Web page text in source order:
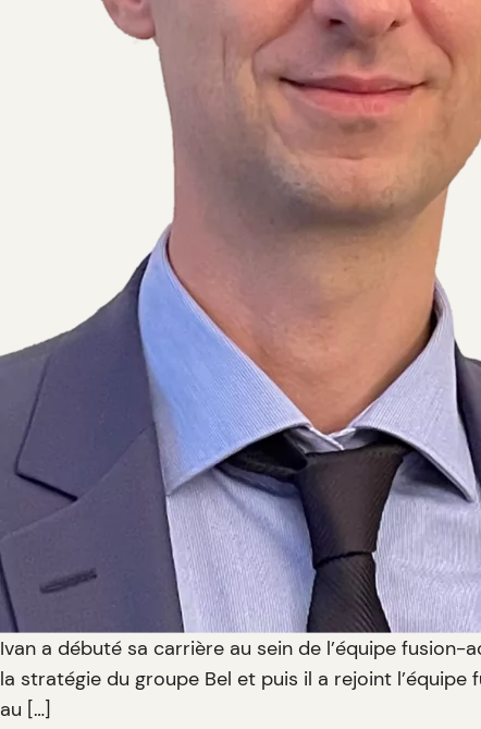
Ivan a débuté sa carrière au sein de l’équipe
la stratégie du groupe Bel et puis il a rejoint
au […]